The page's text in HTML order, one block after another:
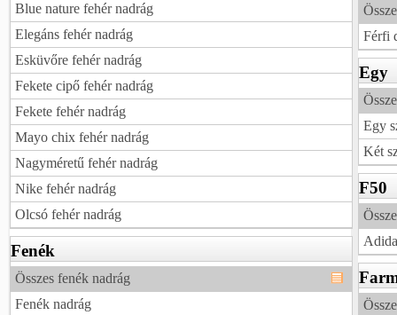
Blue nature fehér nadrág
Elegáns fehér nadrág
Esküvőre fehér nadrág
Fekete cipő fehér nadrág
Fekete fehér nadrág
Mayo chix fehér nadrág
Nagyméretű fehér nadrág
Nike fehér nadrág
Olcsó fehér nadrág
Fenék
Összes fenék nadrág
Fenék nadrág
Férfi
Egy
Egy
Két
F50